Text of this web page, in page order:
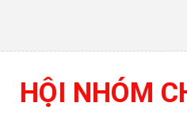
HỘI NHÓM